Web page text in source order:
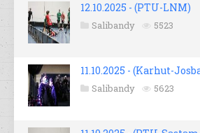
12.10.2025 - (PTU-LNM)
Salibandy 5523
11.10.2025 - (Karhut-
Salibandy 5623